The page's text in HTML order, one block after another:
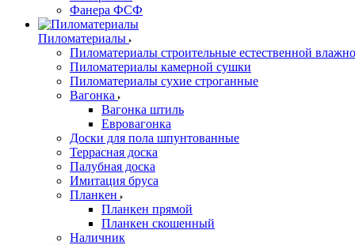
Фанера ФСФ
Пиломатериалы
Пиломатериалы строительные естественной
Пиломатериалы камерной сушки
Пиломатериалы сухие строганные
Вагонка
Вагонка штиль
Евровагонка
Доски для пола шпунтованные
Террасная доска
Палубная доска
Имитация бруса
Планкен
Планкен прямой
Планкен скошенный
Наличник